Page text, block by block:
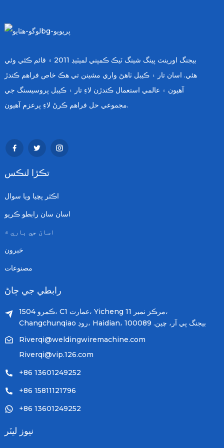
بيجنگ اورينٽ پينگ شينگ ٽيڪ ڪمپني لميٽيڊ 2011 ۾ قائم ڪئي وئي
هئي. اسان تار ۽ ڪيبل ٺاهڻ واري مشينن تي هڪ خاص فراهم ڪندڙ
آهيون ۽ عالمي استعمال ڪندڙن لاءِ تار ۽ ڪيبل پروسيسنگ جي
مجموعي حل فراهم ڪرڻ لاءِ پرعزم آهيون.
تڪڙا لنڪس
اڪثر پڇيا ويا سوال
اسان سان رابطو ڪريو
اسان جي باري ۾
خبرون
مصنوعات
رابطي جي ڄاڻ
ڪمرو 1504، C1 عمارت، Yicheng مرڪز نمبر 11،
Changchunqiao روڊ، Haidian، بيجنگ پي آر، چين. 100089
Riverqi@weldingwiremachine.com
Riverqi@vip.126.com
+86 13601249252
+86 15811121796
+86 13601249252
نيوز ليٽر